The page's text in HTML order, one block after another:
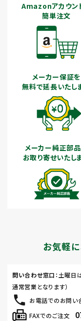
Amazonアカウン
簡単注文
メーカー保証を
無料で延長いたし
メーカー純正部
お取り寄せいたし
お気軽に
お電話でのお問い
FAXでのご注文
問い合わせ窓口 ：土曜日
通常営業となります）